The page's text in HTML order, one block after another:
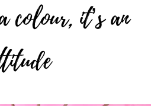
colour, it’s an